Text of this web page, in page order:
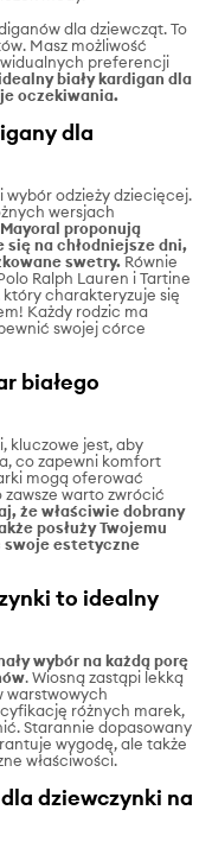
dla dziewcząt. To
Masz możliwość
preferencji
biały kardigan dla
oczekiwania.
dla
wybór odzieży dziecięcej.
wersjach
proponują
na chłodniejsze dni,
swetry. Równie
Ralph Lauren i Tartine
charakteryzuje się
Każdy rodzic ma
swojej córce
białego
kluczowe jest, aby
co zapewni komfort
mogą oferować
warto zwrócić
że właściwie dobrany
posłuży Twojemu
swoje estetyczne
to idealny
wybór na każdą porę
. Wiosną zastąpi lekką
warstwowych
różnych marek,
Starannie dopasowany
wygodę, ale także
właściwości.
dziewczynki na